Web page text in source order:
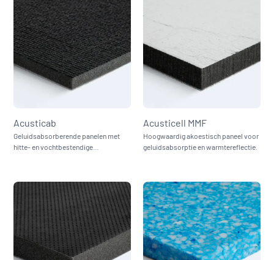
Acusticab
Geluidsabsorberende panelen met
hitte- en vochtbestendige
Acusticell MMF
Hoogwaardig akoestisch paneel voor
geluidsabsorptie en warmtereflectie.